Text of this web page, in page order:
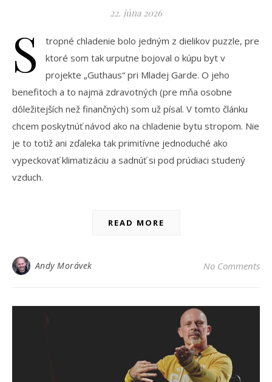
22. júna 2026
S
tropné chladenie bolo jedným z dielikov puzzle, pre
ktoré som tak urputne bojoval o kúpu byt v
projekte „Guthaus“ pri Mladej Garde. O jeho
benefitoch a to najmä zdravotných (pre mňa osobne
dôležitejších než finančných) som už písal. V tomto článku
chcem poskytnúť návod ako na chladenie bytu stropom. Nie
je to totiž ani zďaleka tak primitívne jednoduché ako
vypeckovať klimatizáciu a sadnúť si pod prúdiaci studený
vzduch.
READ MORE
Andy Morávek No Comments